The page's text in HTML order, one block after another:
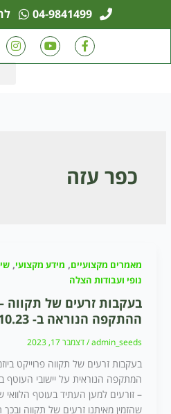
04-9841499
F
a
c
Y
o
u
I
n
s
כפר עזה
מאמרים מקצועיים, מידע מקצועי,
נופי ועבודות הצלה
בעקבות זרעים של תקווה
ההתקפה הנוראה ב- 7.10.23
admin_seeds
/דצמבר 17, 2023
בעקבות זרעים של תקווה פרוייקט
– זורעים למען העתיד בעוטף הלוואי
שהזמין מאיתנו זרעים של תקווה